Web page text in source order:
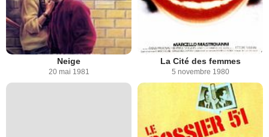
Neige
20 mai 1981
La Cité des femmes
5 novembre 1980